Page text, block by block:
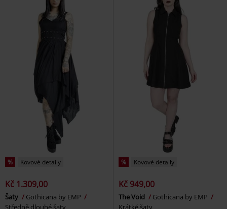
% Kovové detaily
Kč 1.309,00
Šaty
Gothicana by EMP
Středně dlouhé šaty
% Kovové detaily
Kč 949,00
The Void
Gothicana by EMP
Krátké šaty